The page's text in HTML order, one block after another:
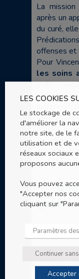
La
après un
du curé,
offenses et
Pour
les soins
mais
spirituelle
Mâcon, il y
activités
l’échelle de
Vincent
lorsque
des
rameurs,
mais
LES COOKIES
Le stockage de
d'améliorer la
notre site, de le
utilisation et de
réseaux sociaux
proposons
Vous pouvez
"Accepter nos
cliquant sur
Paramètres
Continuer
Accepter